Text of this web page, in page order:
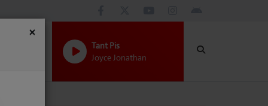
Tant Pis
Joyce Jonathan
×